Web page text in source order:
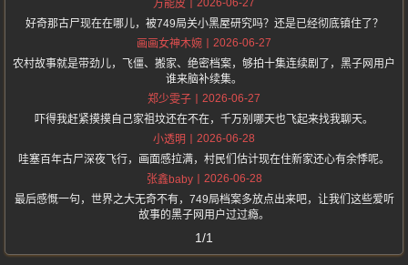
万能皮
好奇那古尸现在在哪儿，被749局关小黑屋研究吗？还是已经彻底镇住了？
画画女神木婉
2026-06-27
农村故事就是带劲儿，飞僵、搬家、绝密档案，够拍十集连续剧了，黑子网用户
谁来脑补续集。
郑少雯子
2026-06-27
吓得我赶紧摸摸自己家祖坟还在不在，千万别哪天也飞起来找我聊天。
小透明
2026-06-28
哇塞百年古尸深夜飞行，画面感拉满，村民们估计现在住新家还心有余悸呢。
张鑫baby
2026-06-28
最后感慨一句，世界之大无奇不有，749局档案多放点出来吧，让我们这些爱听
故事的黑子网用户过过瘾。
1/1